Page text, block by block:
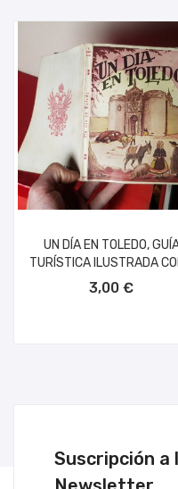
UN DÍA EN TOLEDO,
TURÍSTICA ILUSTRADA
3,00 €
Suscripción a